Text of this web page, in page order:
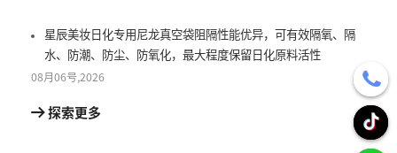
星辰美妆日化专用尼龙真空袋阻隔性能优异，可有效隔氧、隔
水、防潮、防尘、防氧化，最大程度保留日化原料活性
08月06号,2026
探索更多
08月